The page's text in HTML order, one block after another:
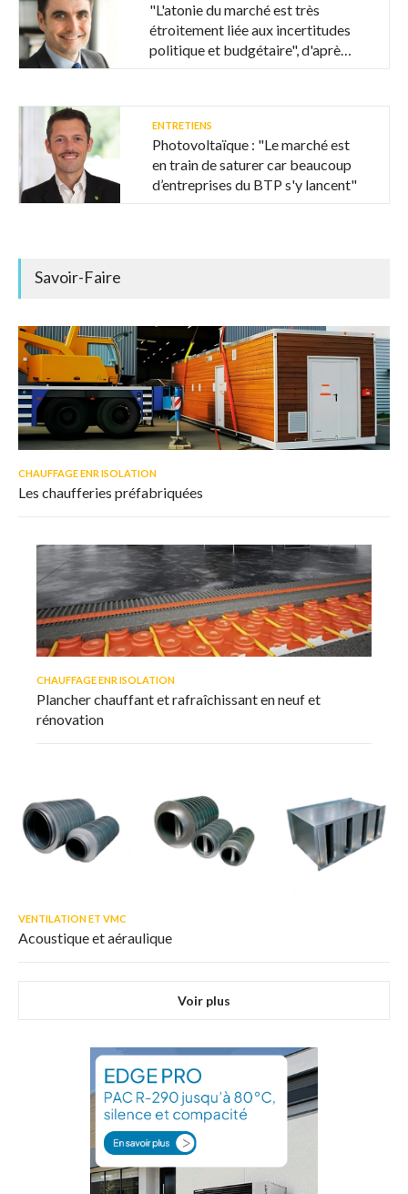
"L'atonie du marché est très
étroitement liée aux incertitudes
politique et budgétaire", d'après
ENTRETIENS
Photovoltaïque : "Le marché est
en train de saturer car beaucoup
d’entreprises du BTP s'y lancent"
Savoir-Faire
CHAUFFAGE ENR ISOLATION
Les chaufferies préfabriquées
CHAUFFAGE ENR ISOLATION
Plancher chauffant et rafraîchissant en neuf et
rénovation
VENTILATION ET VMC
Acoustique et aéraulique
Voir plus